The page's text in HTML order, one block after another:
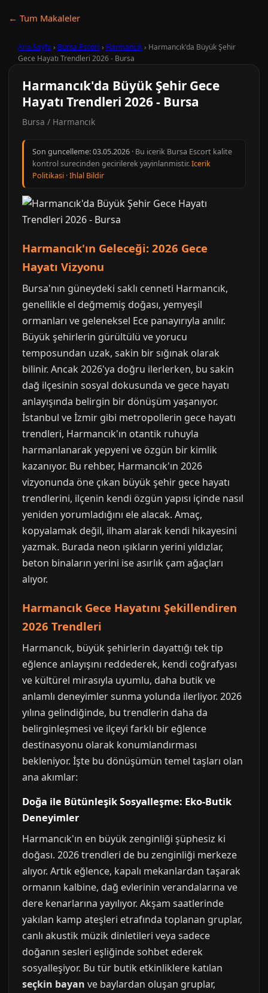
← Tum Makaleler
Ana Sayfa › Bursa Escort› Harmancık› Harmancık'da Büyük Şehir
Gece Hayatı Trendleri 2026 - Bursa
Harmancık'da Büyük Şehir Gece
Hayatı Trendleri 2026 - Bursa
Bursa / Harmancık
Son guncelleme:03.05.2026 · Bu icerik Bursa Escort kalite
kontrol surecinden gecirilerek yayinlanmistir.Icerik
Politikasi ·Ihlal Bildir
Harmancık'ın Geleceği: 2026 Gece
Hayatı Vizyonu
Bursa'nın güneydeki saklı cenneti Harmancık,
genellikle el değmemiş doğası, yemyeşil
ormanları ve geleneksel Ece panayırıyla anılır.
Büyük şehirlerin gürültülü ve yorucu
temposundan uzak, sakin bir sığınak olarak
bilinir. Ancak 2026'ya doğru ilerlerken, bu sakin
dağ ilçesinin sosyal dokusunda ve gece hayatı
anlayışında belirgin bir dönüşüm yaşanıyor.
İstanbul ve İzmir gibi metropollerin gece hayatı
trendleri, Harmancık'ın otantik ruhuyla
harmanlanarak yepyeni ve özgün bir kimlik
kazanıyor. Bu rehber, Harmancık'ın 2026
vizyonunda öne çıkan büyük şehir gece hayatı
trendlerini, ilçenin kendi özgün yapısı içinde nasıl
yeniden yorumladığını ele alacak. Amaç,
kopyalamak değil, ilham alarak kendi hikayesini
yazmak. Burada neon ışıkların yerini yıldızlar,
beton binaların yerini ise asırlık çam ağaçları
alıyor.
Harmancık Gece Hayatını Şekillendiren
2026 Trendleri
Harmancık, büyük şehirlerin dayattığı tek tip
eğlence anlayışını reddederek, kendi coğrafyası
ve kültürel mirasıyla uyumlu, daha butik ve
anlamlı deneyimler sunma yolunda ilerliyor. 2026
yılına gelindiğinde, bu trendlerin daha da
belirginleşmesi ve ilçeyi farklı bir eğlence
destinasyonu olarak konumlandırması
bekleniyor. İşte bu dönüşümün temel taşları olan
ana akımlar:
Doğa ile Bütünleşik Sosyalleşme: Eko-Butik
Deneyimler
Harmancık'ın en büyük zenginliği şüphesiz ki
doğası. 2026 trendleri de bu zenginliği merkeze
alıyor. Artık eğlence, kapalı mekanlardan taşarak
ormanın kalbine, dağ evlerinin verandalarına ve
dere kenarlarına yayılıyor. Akşam saatlerinde
yakılan kamp ateşleri etrafında toplanan gruplar,
canlı akustik müzik dinletileri veya sadece
doğanın sesleri eşliğinde sohbet ederek
sosyalleşiyor. Bu tür butik etkinliklere katılan
seçkin bayan ve baylardan oluşan gruplar,